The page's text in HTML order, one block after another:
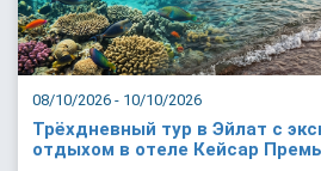
08/10/2026 - 10/10/2026
Трёхдневный тур в Эйлат с
отдыхом в отеле Кейсар